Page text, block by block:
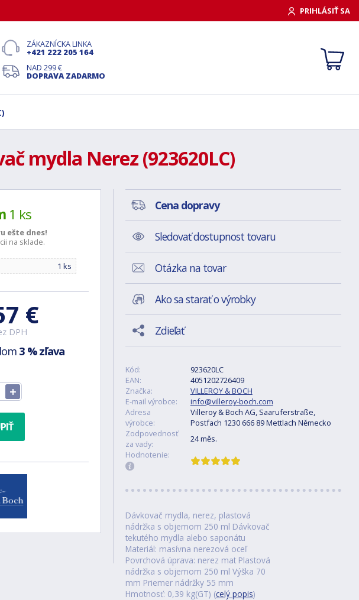
PRIHLÁSIŤ SA
ZÁKAZNÍCKA LINKA
+421 222 205 164
NAD 299 €
DOPRAVA ZADARMO
mydla Nerez (923620LC)
1 ks
ešte dnes!
na sklade.
1 ks
€
DPH
3 % zľava
Cena dopravy
Sledovať dostupnost tovaru
Otázka na tovar
Ako sa starať o výrobky
Zdieľať
Kód:
923620LC
EAN:
4051202726409
Značka:
VILLEROY & BOCH
E-mail výrobce:
info@villeroy-boch.com
Adresa
výrobce:
Villeroy & Boch AG, Saaruferstraße,
Postfach 1230 666 89 Mettlach Německo
Zodpovednosť
za vady:
24 měs.
Hodnotenie:
Dávkovač mydla, nerez, plastová
nádržka s objemom 250 ml Dávkovač
tekutého mydla alebo saponátu
Materiál: masívna nerezová oceľ
Povrchová úprava: nerez mat Plastová
nádržka s objemom 250 ml Výška 70
mm Priemer nádržky 55 mm
Hmotnosť: 0,39 kg(GT) (celý popis)